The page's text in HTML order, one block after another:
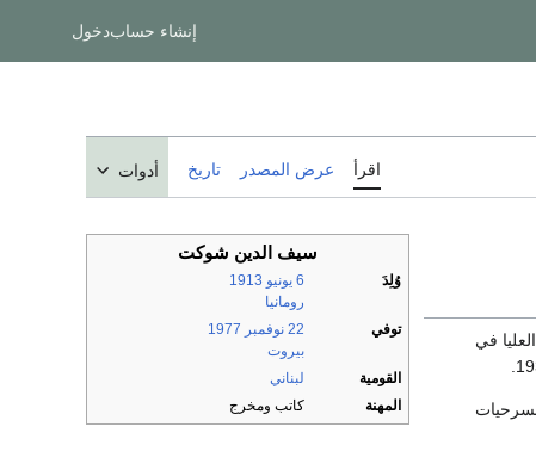
إنشاء حسابدخول
اقرأ عرض المصدر تاريخ أدوات
سيف الدين شوكت
وُلِدَ 6 يونيو
1913
رومانيا
توفي
22 نوفمبر
1977
بيروت
القومية
لبناني
المهنة
كاتب ومخرج
في